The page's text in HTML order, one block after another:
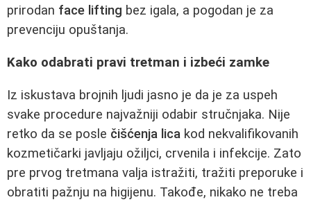
prirodan face lifting bez igala, a pogodan je za
prevenciju opuštanja.
Kako odabrati pravi tretman i izbeći zamke
Iz iskustava brojnih ljudi jasno je da je za uspeh
svake procedure najvažniji odabir stručnjaka. Nije
retko da se posle čišćenja lica kod nekvalifikovanih
kozmetičarki javljaju ožiljci, crvenila i infekcije. Zato
pre prvog tretmana valja istražiti, tražiti preporuke i
obratiti pažnju na higijenu. Takođe, nikako ne treba